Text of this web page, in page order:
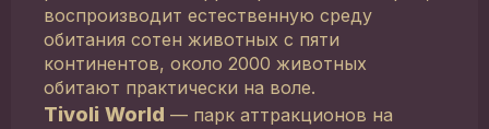
воспроизводит естественную среду
обитания сотен животных с пяти
континентов, около 2000 животных
обитают практически на воле.
Tivoli World — парк аттракционов на